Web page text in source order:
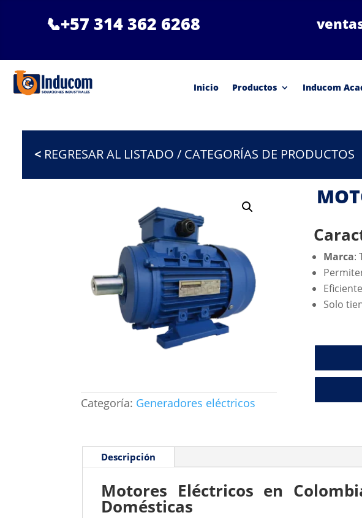
📞+57 314 362 6268
Inicio Productos Inducom
<REGRESAR AL LISTADO / CATEGORÍAS DE PRODUCTOS
Categoría: Generadores eléctricos
Marca:
Eficiente
Solo
Descripción
Motores Eléctricos en
Domésticas